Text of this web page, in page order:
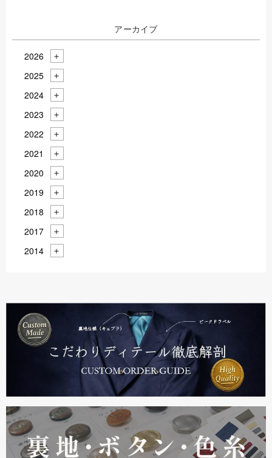
アーカイブ
2026
2025
2024
2023
2022
2021
2020
2019
2018
2017
2014